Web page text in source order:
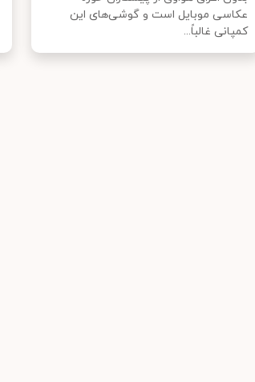
عکاسی موبایل است و گوشی‌های این
کمپانی غالباً...